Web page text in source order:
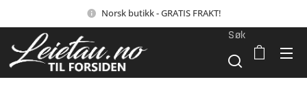
Norsk butikk - GRATIS FRAKT!
Søk